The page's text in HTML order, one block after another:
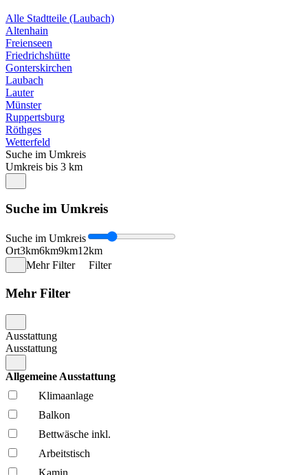
Alle Stadtteile (Laubach)
Altenhain
Freienseen
Friedrichshütte
Gonterskirchen
Laubach
Lauter
Münster
Ruppertsburg
Röthges
Wetterfeld
Suche im Umkreis
Umkreis bis 3 km
Suche im Umkreis
Suche im Umkreis
Ort3km6km9km12km
Mehr Filter
Filter
Mehr Filter
Ausstattung
Ausstattung
Allgemeine Ausstattung
Klima­anlage
Balkon
Bettwäsche inkl.
Arbeitstisch
Kamin